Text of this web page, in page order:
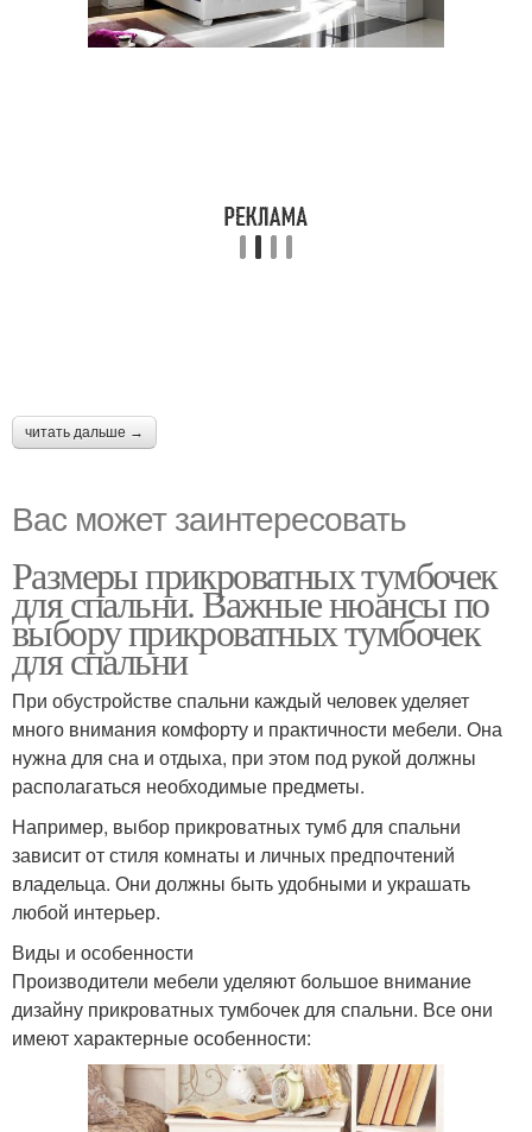
читать дальше →
Вас может заинтересовать
Размеры прикроватных тумбочек
для спальни. Важные нюансы по
выбору прикроватных тумбочек
для спальни
При обустройстве спальни каждый человек уделяет
много внимания комфорту и практичности мебели. Она
нужна для сна и отдыха, при этом под рукой должны
располагаться необходимые предметы.
Например, выбор прикроватных тумб для спальни
зависит от стиля комнаты и личных предпочтений
владельца. Они должны быть удобными и украшать
любой интерьер.
Виды и особенности
Производители мебели уделяют большое внимание
дизайну прикроватных тумбочек для спальни. Все они
имеют характерные особенности: